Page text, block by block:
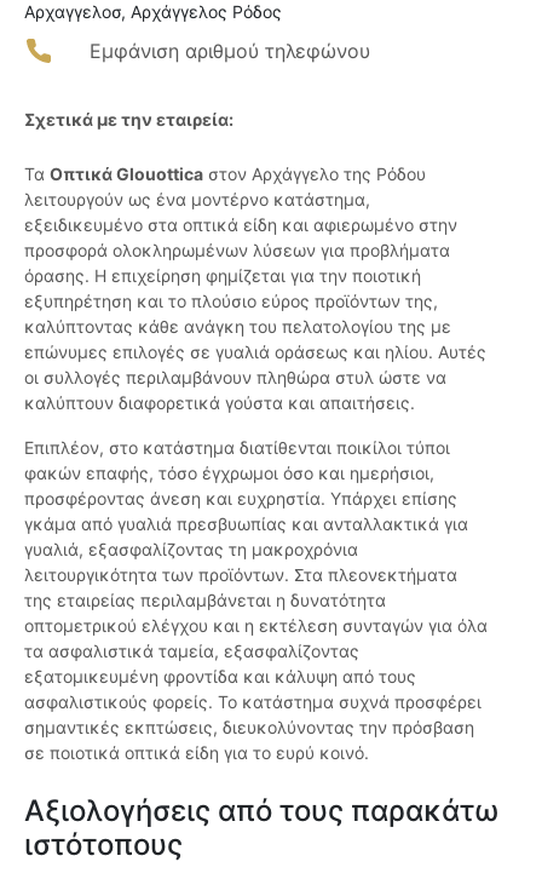
Αρχαγγελοσ, Αρχάγγελος Ρόδος
Εμφάνιση αριθμού τηλεφώνου
Σχετικά με την εταιρεία:
Τα Οπτικά Glouottica στον Αρχάγγελο της Ρόδου
λειτουργούν ως ένα μοντέρνο κατάστημα,
εξειδικευμένο στα οπτικά είδη και αφιερωμένο στην
προσφορά ολοκληρωμένων λύσεων για προβλήματα
όρασης. Η επιχείρηση φημίζεται για την ποιοτική
εξυπηρέτηση και το πλούσιο εύρος προϊόντων της,
καλύπτοντας κάθε ανάγκη του πελατολογίου της με
επώνυμες επιλογές σε γυαλιά οράσεως και ηλίου. Αυτές
οι συλλογές περιλαμβάνουν πληθώρα στυλ ώστε να
καλύπτουν διαφορετικά γούστα και απαιτήσεις.
Επιπλέον, στο κατάστημα διατίθενται ποικίλοι τύποι
φακών επαφής, τόσο έγχρωμοι όσο και ημερήσιοι,
προσφέροντας άνεση και ευχρηστία. Υπάρχει επίσης
γκάμα από γυαλιά πρεσβυωπίας και ανταλλακτικά για
γυαλιά, εξασφαλίζοντας τη μακροχρόνια
λειτουργικότητα των προϊόντων. Στα πλεονεκτήματα
της εταιρείας περιλαμβάνεται η δυνατότητα
οπτομετρικού ελέγχου και η εκτέλεση συνταγών για όλα
τα ασφαλιστικά ταμεία, εξασφαλίζοντας
εξατομικευμένη φροντίδα και κάλυψη από τους
ασφαλιστικούς φορείς. Το κατάστημα συχνά προσφέρει
σημαντικές εκπτώσεις, διευκολύνοντας την πρόσβαση
σε ποιοτικά οπτικά είδη για το ευρύ κοινό.
Αξιολογήσεις από τους παρακάτω
ιστότοπους